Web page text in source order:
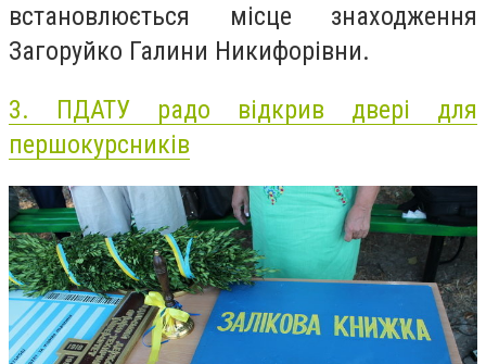
встановлюється місце знаходження
Загоруйко Галини Никифорівни.
3. ПДАТУ радо відкрив двері для
першокурсників